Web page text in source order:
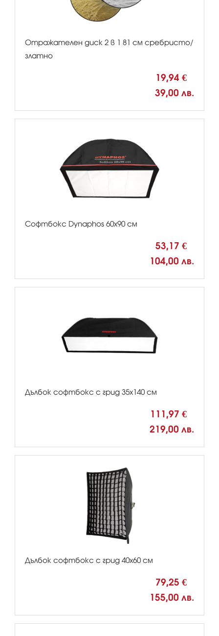
Отражателен диск 2 в 1 81 см сребристо/
златно
19,94 €
39,00 лв.
Софтбокс Dynaphos 60х90 см
53,17 €
104,00 лв.
Дълбок софтбокс с грид 35х140 см
111,97 €
219,00 лв.
Дълбок софтбокс с грид 40х60 см
79,25 €
155,00 лв.